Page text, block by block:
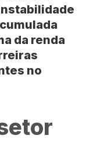
da renda
no